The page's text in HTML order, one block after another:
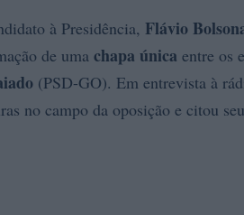
à Presidência, Flávio
de uma chapa única entre os
(PSD-GO). Em entrevista à
no campo da oposição e citou